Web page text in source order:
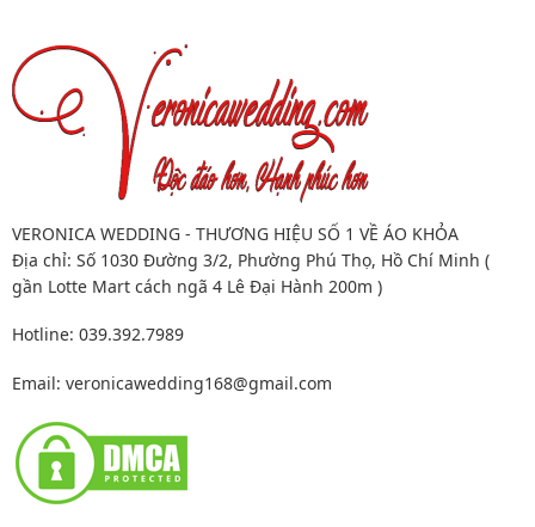
VERONICA WEDDING - THƯƠNG HIỆU SỐ 1 VỀ ÁO KHỎA
Địa chỉ: Số 1030 Đường 3/2, Phường Phú Thọ, Hồ Chí Minh (
gần Lotte Mart cách ngã 4 Lê Đại Hành 200m )
Hotline: 039.392.7989
Email: veronicawedding168@gmail.com